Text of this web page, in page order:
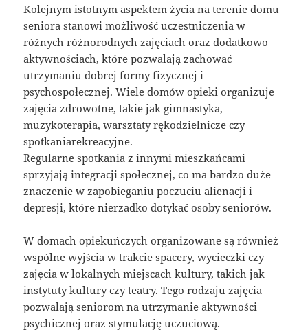
Kolejnym istotnym aspektem życia na terenie domu
seniora stanowi możliwość uczestniczenia w
różnych różnorodnych zajęciach oraz dodatkowo
aktywnościach, które pozwalają zachować
utrzymaniu dobrej formy fizycznej i
psychospołecznej. Wiele domów opieki organizuje
zajęcia zdrowotne, takie jak gimnastyka,
muzykoterapia, warsztaty rękodzielnicze czy
spotkaniarekreacyjne.
Regularne spotkania z innymi mieszkańcami
sprzyjają integracji społecznej, co ma bardzo duże
znaczenie w zapobieganiu poczuciu alienacji i
depresji, które nierzadko dotykać osoby seniorów.
W domach opiekuńczych organizowane są również
wspólne wyjścia w trakcie spacery, wycieczki czy
zajęcia w lokalnych miejscach kultury, takich jak
instytuty kultury czy teatry. Tego rodzaju zajęcia
pozwalają seniorom na utrzymanie aktywności
psychicznej oraz stymulację uczuciową.